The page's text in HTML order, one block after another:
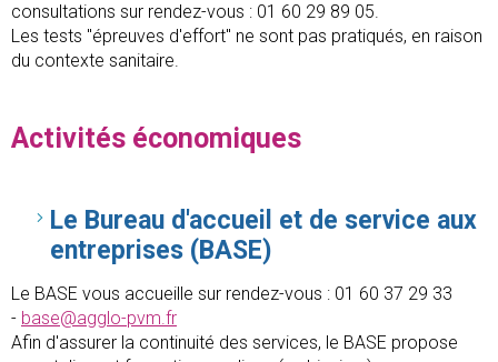
consultations sur rendez-vous : 01 60 29 89 05.
Les tests "épreuves d'effort" ne sont pas pratiqués, en raison
du contexte sanitaire.
Activités économiques
Le Bureau d'accueil et de service aux
entreprises (BASE)
Le BASE vous accueille sur rendez-vous : 01 60 37 29 33
- base@agglo-pvm.fr
Afin d'assurer la continuité des services, le BASE propose